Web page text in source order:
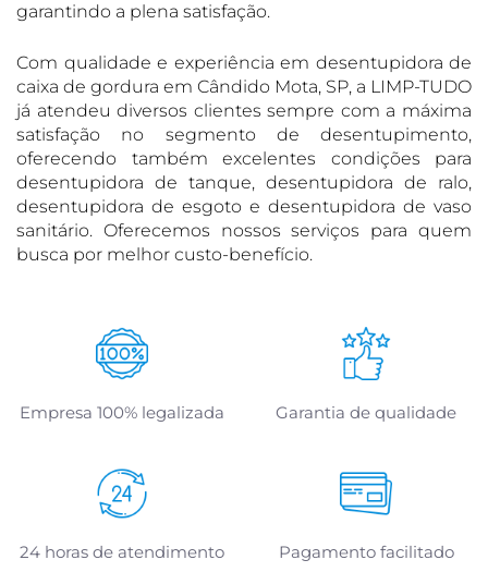
garantindo a plena satisfação.
Com qualidade e experiência em desentupidora de
caixa de gordura em Cândido Mota, SP, a LIMP-TUDO
já atendeu diversos clientes sempre com a máxima
satisfação no segmento de desentupimento,
oferecendo também excelentes condições para
desentupidora de tanque, desentupidora de ralo,
desentupidora de esgoto e desentupidora de vaso
sanitário. Oferecemos nossos serviços para quem
busca por melhor custo-benefício.
Empresa 100% legalizada Garantia de qualidade
24 horas de atendimento Pagamento facilitado